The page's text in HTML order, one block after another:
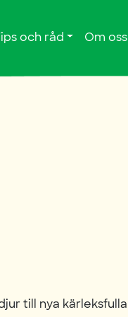
och råd Om oss
till nya kärleksfulla